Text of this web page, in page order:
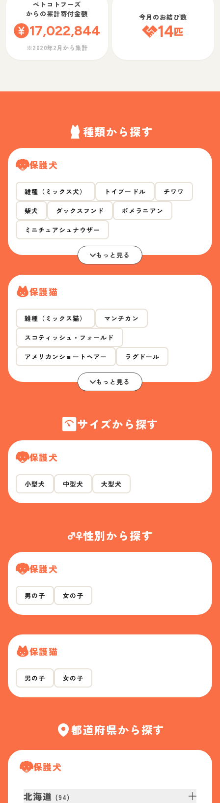
ペトコトフーズ
からの累計寄付金額
17,022,844
※2020年2月から集計
今月のお結び数
14匹
種類から探す
保護犬
雑種（ミックス犬） トイプードル チワワ
柴犬 ダックスフンド ポメラニアン
ミニチュアシュナウザー
もっと見る
保護猫
雑種（ミックス猫） マンチカン
スコティッシュ・フォールド
アメリカンショートヘアー ラグドール
もっと見る
サイズから探す
保護犬
小型犬 中型犬 大型犬
性別から探す
保護犬
男の子 女の子
保護猫
男の子 女の子
都道府県から探す
保護犬
北海道 (94)